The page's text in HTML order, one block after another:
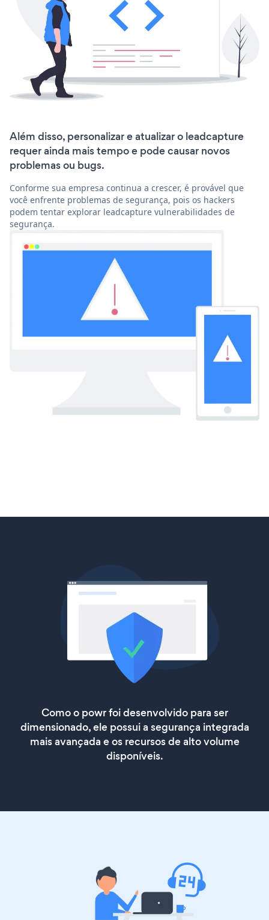
Além disso, personalizar e atualizar o leadcapture
requer ainda mais tempo e pode causar novos
problemas ou bugs.
Conforme sua empresa continua a crescer, é provável que
você enfrente problemas de segurança, pois os hackers
podem tentar explorar leadcapture vulnerabilidades de
segurança.
Como o powr foi desenvolvido para ser
dimensionado, ele possui a segurança integrada
mais avançada e os recursos de alto volume
disponíveis.